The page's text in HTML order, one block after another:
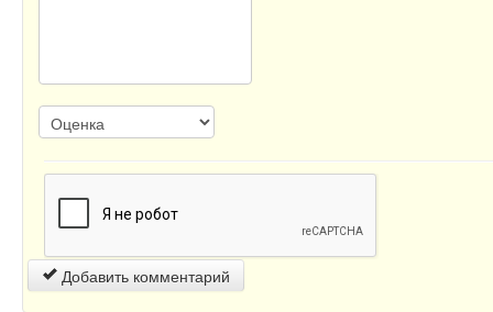
Добавить комментарий